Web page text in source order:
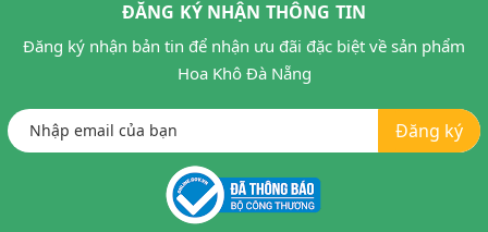
ĐĂNG KÝ NHẬN THÔNG TIN
Đăng ký nhận bản tin để nhận ưu đãi đặc biệt về sản phẩm
Hoa Khô Đà Nẵng
Đăng ký